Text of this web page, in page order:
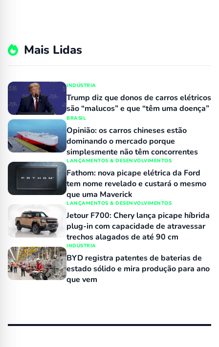
Mais Lidas
INDÚSTRIA
Trump diz que donos de carros elétricos
são “malucos” e que “têm uma doença”
BRASIL
Opinião: os carros chineses estão
dominando o mercado porque
simplesmente não têm concorrentes
LANÇAMENTOS & DESENVOLVIMENTOS
Fathom: nova picape elétrica da Ford
tem nome revelado e custará o mesmo
que uma Maverick
LANÇAMENTOS & DESENVOLVIMENTOS
Jetour F700: Chery lança picape híbrida
plug-in com capacidade de atravessar
trechos alagados de até 90 cm
INDÚSTRIA
BYD registra patentes de baterias de
estado sólido e mira produção para ano
que vem